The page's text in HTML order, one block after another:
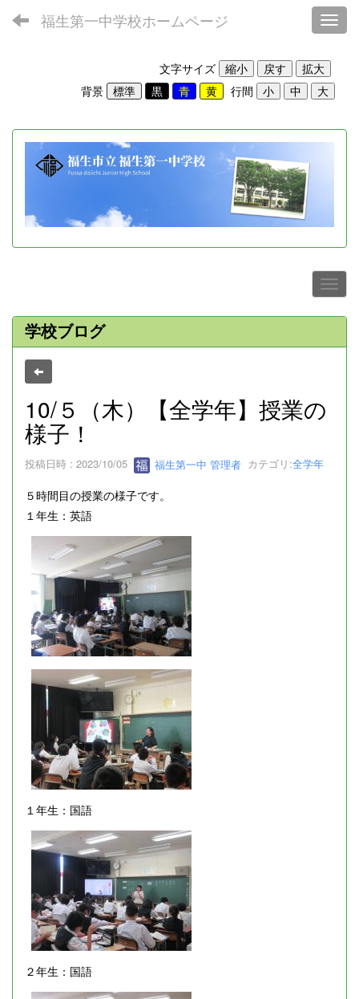
福生第一中学校ホームページ
文字サイズ
背景
行間
学校ブログ
10/５（木）【全学年】授業の
様子！
投稿日時 : 2023/10/05 福生第一中 管理者 カテゴリ:全学年
５時間目の授業の様子です。
１年生：英語
１年生：国語
２年生：国語